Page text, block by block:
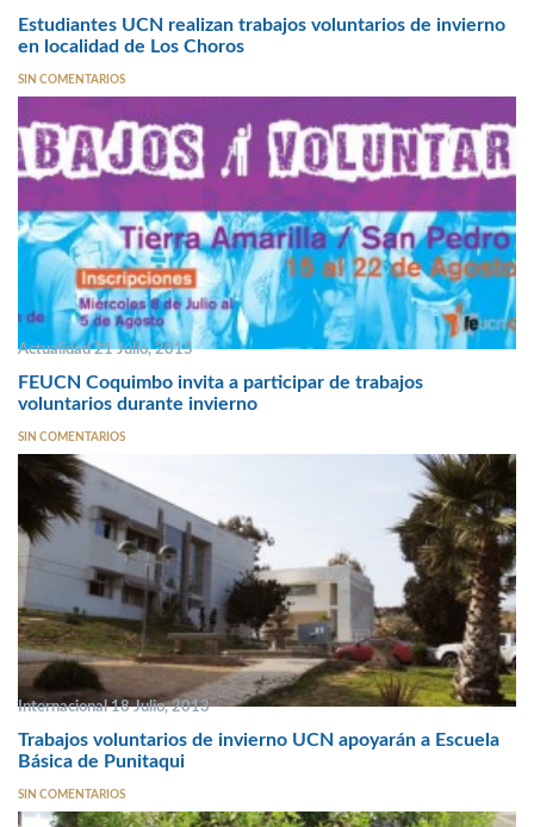
Estudiantes UCN realizan trabajos voluntarios de invierno
en localidad de Los Choros
SIN COMENTARIOS
Actualidad 21 Julio, 2015
FEUCN Coquimbo invita a participar de trabajos
voluntarios durante invierno
SIN COMENTARIOS
Internacional 18 Julio, 2013
Trabajos voluntarios de invierno UCN apoyarán a Escuela
Básica de Punitaqui
SIN COMENTARIOS